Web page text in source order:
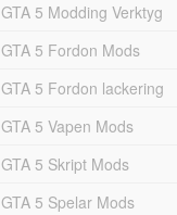
GTA 5 Modding Verktyg
GTA 5 Fordon Mods
GTA 5 Fordon lackering
GTA 5 Vapen Mods
GTA 5 Skript Mods
GTA 5 Spelar Mods